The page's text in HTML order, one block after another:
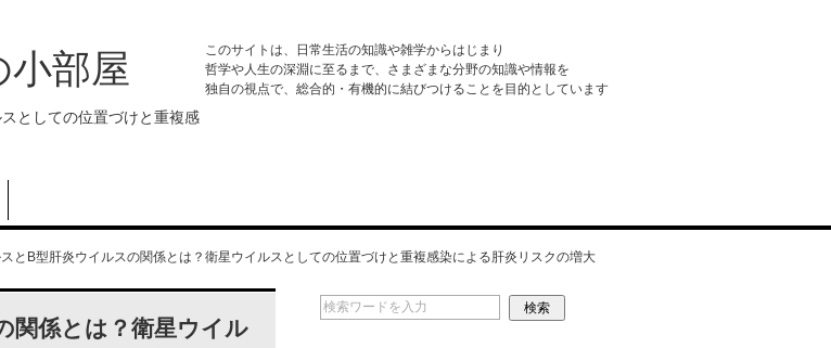
小部屋
としての位置づけと重複感
このサイトは、日常生活の知識や雑学からはじまり
哲学や人生の深淵に至るまで、さまざまな分野の知識や情報を
独自の視点で、総合的・有機的に結びつけることを目的としています
とB型肝炎ウイルスの関係とは？衛星ウイルスとしての位置づけと重複感染による肝炎リスクの増大
関係とは？衛星ウイル